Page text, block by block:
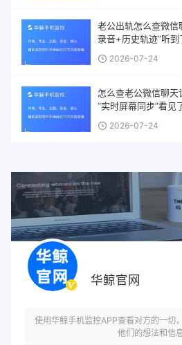
老公出轨怎么查微信
录音+历史轨迹”听
2026-07-24
怎么查老公微信聊
“实时屏幕同步”看见
2026-07-24
华鲸官网
使用华鲸手机监控APP查看对方的一切
他们的想法和信息